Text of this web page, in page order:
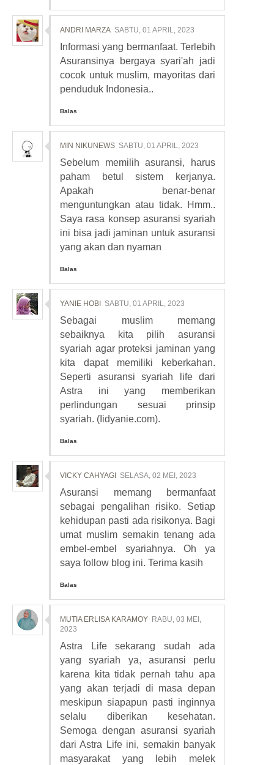
ANDRI MARZA SABTU, 01 APRIL, 2023
Informasi yang bermanfaat. Terlebih
Asuransinya bergaya syari'ah jadi
cocok untuk muslim, mayoritas dari
penduduk Indonesia..
Balas
MIN NIKUNEWS SABTU, 01 APRIL, 2023
Sebelum memilih asuransi, harus
paham betul sistem kerjanya.
Apakah benar-benar
menguntungkan atau tidak. Hmm..
Saya rasa konsep asuransi syariah
ini bisa jadi jaminan untuk asuransi
yang akan dan nyaman
Balas
YANIE HOBI SABTU, 01 APRIL, 2023
Sebagai muslim memang
sebaiknya kita pilih asuransi
syariah agar proteksi jaminan yang
kita dapat memiliki keberkahan.
Seperti asuransi syariah life dari
Astra ini yang memberikan
perlindungan sesuai prinsip
syariah. (Iidyanie.com).
Balas
VICKY CAHYAGI SELASA, 02 MEI, 2023
Asuransi memang bermanfaat
sebagai pengalihan risiko. Setiap
kehidupan pasti ada risikonya. Bagi
umat muslim semakin tenang ada
embel-embel syariahnya. Oh ya
saya follow blog ini. Terima kasih
Balas
MUTIA ERLISA KARAMOY RABU, 03 MEI,
2023
Astra Life sekarang sudah ada
yang syariah ya, asuransi perlu
karena kita tidak pernah tahu apa
yang akan terjadi di masa depan
meskipun siapapun pasti inginnya
selalu diberikan kesehatan.
Semoga dengan asuransi syariah
dari Astra Life ini, semakin banyak
masyarakat yang lebih melek